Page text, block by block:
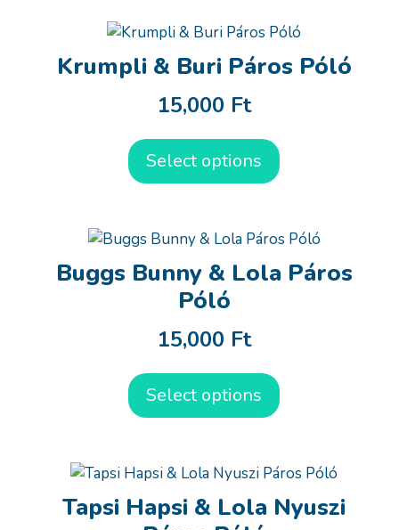
Krumpli & Buri Páros Póló
15,000 Ft
Select options
Buggs Bunny & Lola Páros
Póló
15,000 Ft
Select options
Tapsi Hapsi & Lola Nyuszi